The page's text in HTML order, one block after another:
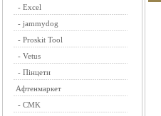
- Excel
- jammydog
- Proskit Tool
- Vetus
- Пінцети
Афтенмаркет
- CMK